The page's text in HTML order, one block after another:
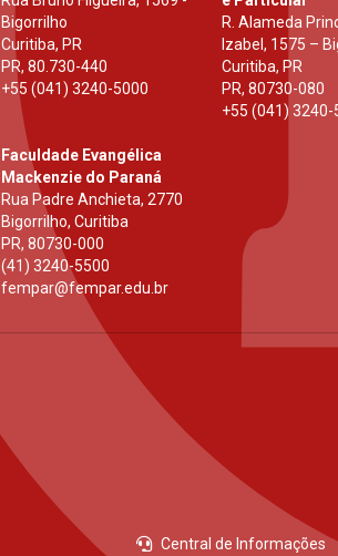
Bigorrilho
Curitiba, PR
PR,80.730-440
+55 (041) 3240-5000
R. Alameda
Izabel, 1575 –
Curitiba, PR
PR, 80730-080
+55 (041) 3240-
Faculdade Evangélica
Mackenzie do Paraná
Rua Padre Anchieta, 2770
Bigorrilho, Curitiba
PR,80730-000
(41) 3240-5500
fempar@fempar.edu.br
Central de Informações